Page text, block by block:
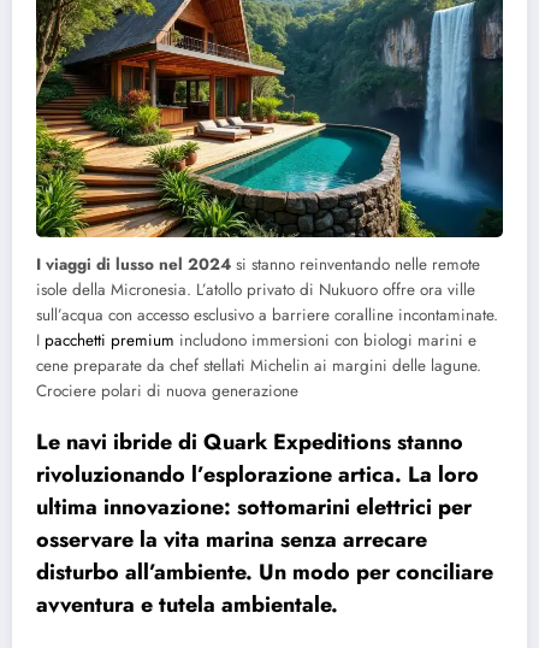
I viaggi di lusso nel 2024 si stanno reinventando nelle remote
isole della Micronesia. L’atollo privato di Nukuoro offre ora ville
sull’acqua con accesso esclusivo a barriere coralline incontaminate.
I pacchetti premium includono immersioni con biologi marini e
cene preparate da chef stellati Michelin ai margini delle lagune.
Crociere polari di nuova generazione
Le navi ibride di Quark Expeditions stanno
rivoluzionando l’esplorazione artica. La loro
ultima innovazione: sottomarini elettrici per
osservare la vita marina senza arrecare
disturbo all’ambiente. Un modo per conciliare
avventura e tutela ambientale.